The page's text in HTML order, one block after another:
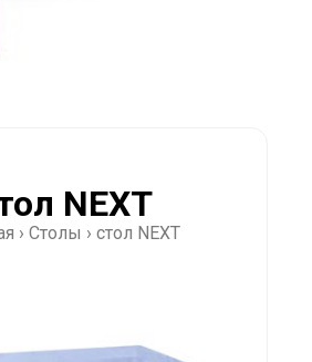
NEXT
› Столы › стол NEXT